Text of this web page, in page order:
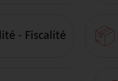
- Fiscalité